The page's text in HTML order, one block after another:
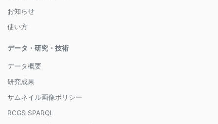
お知らせ
使い方
データ・研究・技術
データ概要
研究成果
サムネイル画像ポリシー
RCGS SPARQL